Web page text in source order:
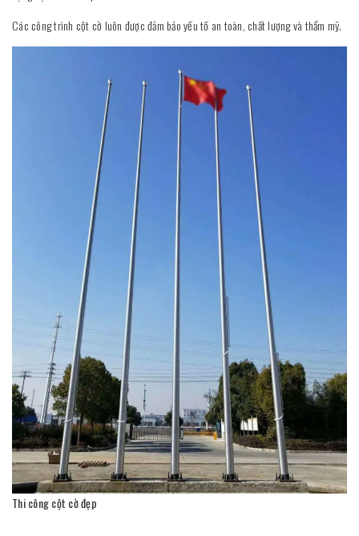
Các công trình cột cờ luôn được đảm bảo yếu tố an toàn, chất lượng và thẩm mỹ.
Thi công cột cờ đẹp